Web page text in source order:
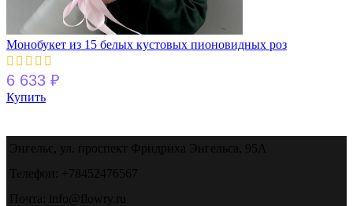
Монобукет из 15 белых кустовых пионовидных роз
6 633 ₽
Купить
Энгельс, ул. проспект Фридриха Энгельса, 95А
Телефон: +78452476567
Почта: info@flowry.ru